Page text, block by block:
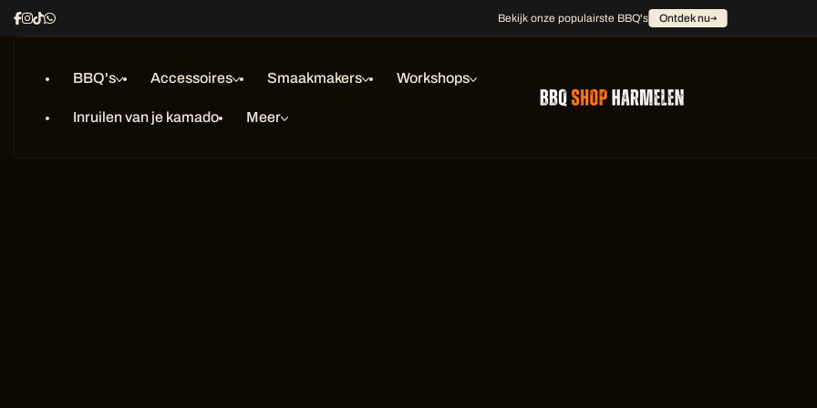
naar
Bekijk onze populairste BBQ's Ontdek nu
BBQ's Accessoires Smaakmakers Workshops
Inruilen van je kamado Meer